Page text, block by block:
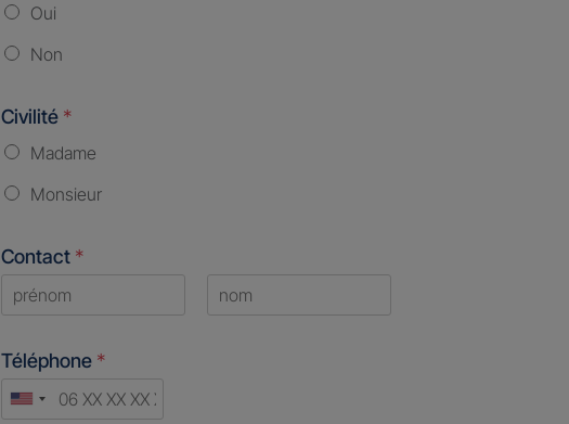
Oui
Non
Civilité *
Madame
Monsieur
Contact *
Téléphone *
United